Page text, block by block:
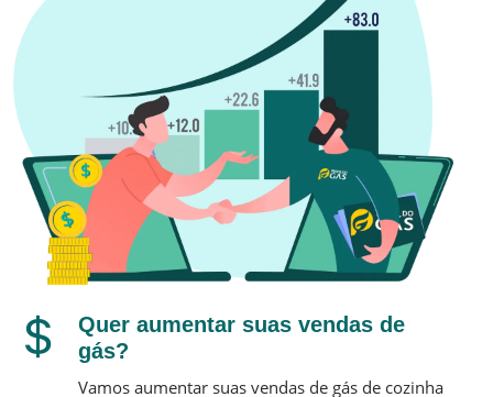
Quer aumentar suas vendas de
gás?
Vamos aumentar suas vendas de gás de cozinha